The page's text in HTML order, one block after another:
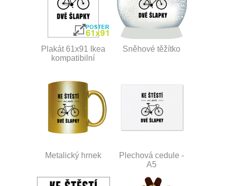
Plakát 61x91 Ikea
kompatibilní
Sněhové těžítko
Metalický hrnek
Plechová cedule -
A5